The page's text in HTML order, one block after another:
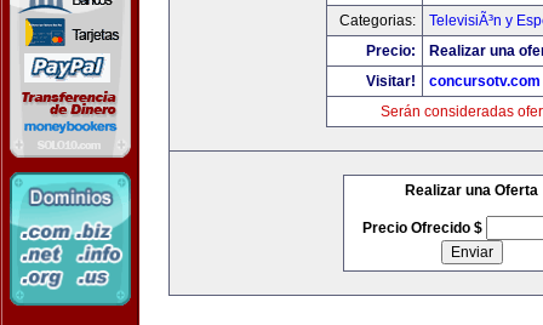
Categorias:
TelevisiÃ³n y
Precio:
Realizar una
Visitar!
concursotv.com
Serán consideradas
Realizar una Oferta
Precio Ofrecido $